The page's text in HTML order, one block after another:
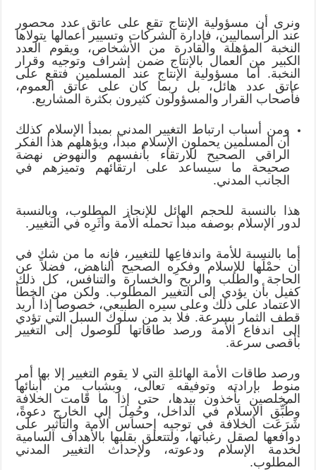
ونرى أن مسؤولية الإنتاج تقع على عاتق عدد محصور
عند الرأسماليين، فإدارة الشركات وتسيير أعمالها يتولاها
النخبة المؤهلة والقادرة من الأشخاص، ويقوم العدد
الكبير من العمال بالإنتاج ضمن إشراف وتوجيه وقرار
النخبة. أما مسؤولية الإنتاج عند المسلمين فتقع على
عاتق عدد هائل، بل ربما كان على عاتق العموم،
فأصحاب القرار والمسؤولون كثيرون بكثرة المشاريع.
ومن أسباب ارتباط التغيير المدني بمبدأ الإسلام كذلك
أن المسلمين يحملون الإسلام مبدأ، ويؤهلهم هذا الفكر
الراقي الصحيح للارتقاء بأنفسهم والنهوض نهضة
صحيحة ما سيساعد على ارتقائهم وتميزهم في
الجانب المدني.
هذا بالنسبة للحجم الهائل للإنجاز المطلوب، وبالنسبة
لدور الإسلام بوصفه مبدأ تحمله الأمة وأَثَرِه في التغيير.
أما بالنسبة للأمة واندفاعِها للتغيير، فإنه ما من شك في
أن حمْلَها للإسلام وفكرِه الصحيح الناهض، فضلاً عن
الحاجة والطلب والربح والخسارة والتنافس، كل ذلك
كفيل بأن يؤدي إلى التغيير المطلوب. ولكن من الخطأ
الاعتماد على ذلك وعلى سيره الطبيعي، خصوصاً إذا أريد
قطف الثمار بسرعة. فلا بد من سلوك السبل التي تؤدي
إلى اندفاع الأمة ورصد طاقاتها للوصول إلى التغيير
بأقصى سرعة.
ورصد طاقات الأمة الهائلةِ التي لا يقوم التغيير إلا بها أمر
منوط بإرادته وتوفيقه تعالى، وبشبابٍ من أبنائها
المخلصين يأخذون بيدها، حتى إذا ما قامت الخلافة
وطُبِّق الإسلام في الداخل، وحُمِلَ إلى الخارج دعوةً،
شَرَعَت الخلافة في توجيه إحساس الأمة والتأثير على
دوافعها لصقل رغباتها، ولتتعلق بقلبها بالأهداف السامية
لخدمة الإسلام ودعوته، ولإحداث التغيير المدني
المطلوب.